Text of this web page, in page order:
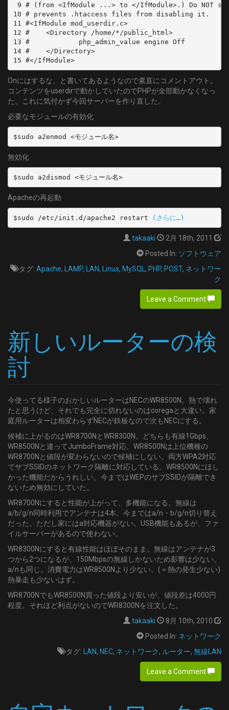
9 # (from <IfModule ...> to </IfModule>.) Do NOT
10 # prevents .htaccess files from disabling it.
11 #<IfModule mod_userdir.c>
12 #	<Directory /home/*/public_html>
13 #		php_admin_value engine Off
14 #	</Directory>
15 #</IfModule>
Onにはするな、と書いてあるようなので素直にコメントアウト。
コンテンツをuserdirで動かしていたのでPHPが全部動かなくなっ
た。これに気付かず今回サーバーを作り直した。
必要なモジュールの有効化
$sudo a2enmod <モジュール名>
無効化
$sudo a2dismod <モジュール名>
Apacheの再起動
$sudo /etc/init.d/apache2 restart (さらに…)
takaaki
2月 18th, 2011
Posted In: ソフトウェア
タグ: Apache, LAMP, LAN, Linux, MySQL , PHP, POST, ネットワー
ク
Leave a Comment
新しいルーターの検
討
今使ってる様子のおかしいルーターはNECのWR8500N。熱で壊れ
たと思うけど、それでも完全に切れないのはcoregaと大違い。家
庭用ルーターは相変わらずNECが鉄板なので次もNECにする。
候補に上がるのはWR8700NとWR8300N、どちらも有線1Gbps、
WR8500Nと違ってJumboFrame対応。WR8500Nは上位機種の
WR8700Nと値段が変わらないので候補にしない。両方WPA2対応
でサブSSIDのネットワーク隔離に対応している。WR8500Nにほし
かった機能だからうれしい。今まではWEPのサブSSIDが隔離でき
ないため無効にしていた。
WR8700Nにすると性能が上がって、多機能になる。無線は
a/b/g/n同時利用でアンテナは4本。今まではa/n・b/g/n切り替え
だった。ただし家にはa対応機器がない。USB機能もあるが、ファ
イルサーバーがあるので使わない。
WR8300Nにすると有線性能はほぼそのまま。無線はアンテナが3
つから2つになるが、150Mbpsの無線しかないため影響は少ない。
a/nも同じ。消費電力はWR8500Nより少ない。(＝熱の発生少ない)
熱暴走も少ないはず。
WR8700NでもWR8500N買った値段より安いが、値段差は4000円
程度。それほど利点がないのでWR8300Nを注文した。
takaaki
8月 10th, 2010
Posted In: ネットワーク
タグ:
LAN, NEC, ネットワーク, ルーター, 無線LAN
Leave a Comment